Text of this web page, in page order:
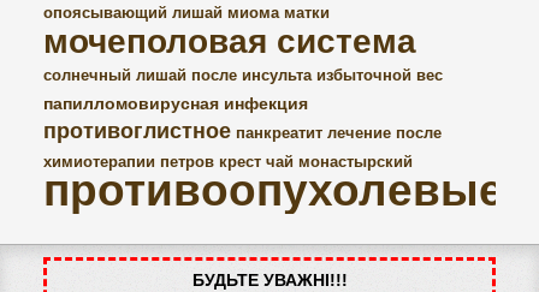
опоясывающий лишай миома матки
мочеполовая система
солнечный лишай после инсульта избыточной вес
папилломовирусная инфекция
противоглистное панкреатит лечение после
химиотерапии петров крест чай монастырский
противоопухолевые
БУДЬТЕ УВАЖНІ!!!